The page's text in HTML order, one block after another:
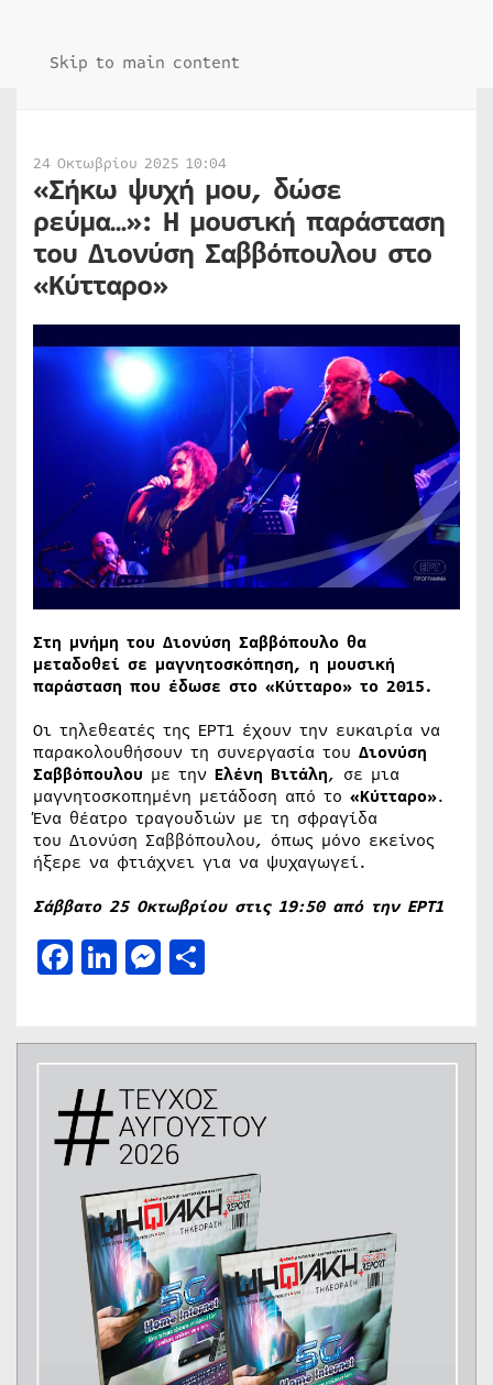
Skip to main content
24 Οκτωβρίου 2025 10:04
«Σήκω ψυχή μου, δώσε
ρεύμα…»: Η μουσική παράσταση
του Διονύση Σαββόπουλου στο
«Κύτταρο»
Στη μνήμη του Διονύση Σαββόπουλο θα
μεταδοθεί σε μαγνητοσκόπηση, η μουσική
παράσταση που έδωσε στο «Κύτταρο» το 2015.
Οι τηλεθεατές της ΕΡΤ1 έχουν την ευκαιρία να
παρακολουθήσουν τη συνεργασία του Διονύση
Σαββόπουλου με την Ελένη Βιτάλη, σε μια
μαγνητοσκοπημένη μετάδοση από το «Κύτταρο».
Ένα θέατρο τραγουδιών με τη σφραγίδα
του Διονύση Σαββόπουλου, όπως μόνο εκείνος
ήξερε να φτιάχνει για να ψυχαγωγεί.
Σάββατο 25 Οκτωβρίου στις 19:50 από την ΕΡΤ1
Facebook
LinkedIn
Messenger